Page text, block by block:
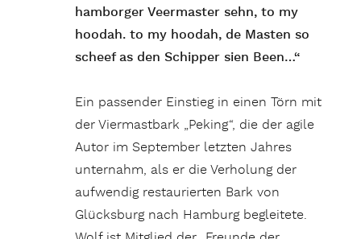
hamborger Veermaster sehn, to my
hoodah. to my hoodah, de Masten so
scheef as den Schipper sien Been…“
Ein passender Einstieg in einen Törn mit
der Viermastbark „Peking“, die der agile
Autor im September letzten Jahres
unternahm, als er die Verholung der
aufwendig restaurierten Bark von
Glücksburg nach Hamburg begleitete.